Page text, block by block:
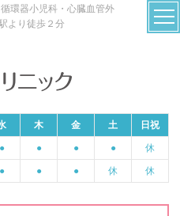
環器小児科・心臓血管外
より徒歩２分
木 金 土 日祝
● ● ● ● 休
● ● ● 休 休